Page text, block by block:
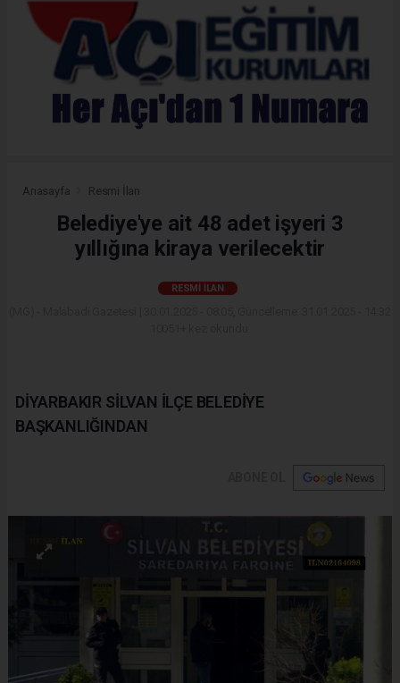
Anasayfa Resmi İlan
Belediye'ye ait 48 adet işyeri 3
yıllığına kiraya verilecektir
RESMI İLAN
DİYARBAKIR SİLVAN İLÇE BELEDİYE
BAŞKANLIĞINDAN